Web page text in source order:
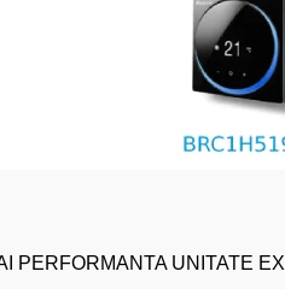
PERFORMANTA UNITATE